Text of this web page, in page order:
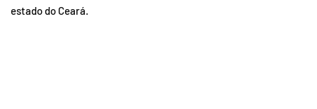
estado do Ceará.